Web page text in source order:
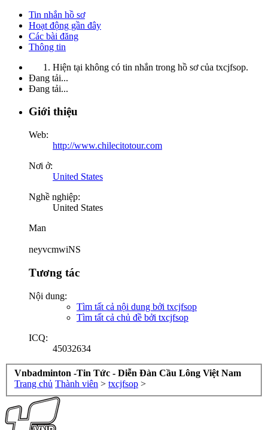
Tin nhắn hồ sơ
Hoạt động gần đây
Các bài đăng
Thông tin
Hiện tại không có tin nhắn trong hồ sơ của txcjfsop.
Đang tải...
Đang tải...
Giới thiệu
Web:
http://www.chilecitotour.com
Nơi ở:
United States
Nghề nghiệp:
United States
Man
neyvcmwiNS
Tương tác
Nội dung:
Tìm tất cả nội dung bởi txcjfsop
Tìm tất cả chủ đề bởi txcjfsop
ICQ:
45032634
Vnbadminton -Tin Tức - Diễn Đàn Cầu Lông Việt Nam
Trang chủ Thành viên > txcjfsop >